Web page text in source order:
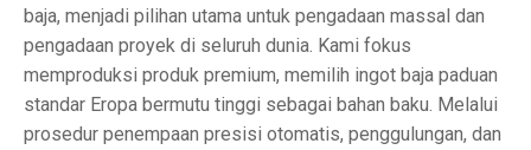
baja, menjadi pilihan utama untuk pengadaan massal dan
pengadaan proyek di seluruh dunia. Kami fokus
memproduksi produk premium, memilih ingot baja paduan
standar Eropa bermutu tinggi sebagai bahan baku. Melalui
prosedur penempaan presisi otomatis, penggulungan, dan